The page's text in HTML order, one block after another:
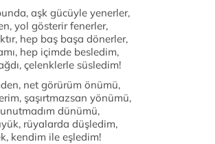
aşk gücüyle yenerler,
yol gösterir fenerler,
hep baş başa dönerler,
hep içimde besledim,
çelenklerle süsledim!
net görürüm önümü,
şaşırtmazsan yönümü,
dünümü,
rüyalarda düşledim,
kendim ile eşledim!